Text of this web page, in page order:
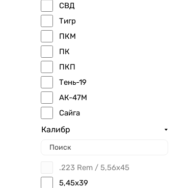
СВД
Тигр
ПКМ
ПК
ПКП
Тень-19
АК-47М
Сайга
Калибр
.223 Rem / 5,56x45
5,45х39